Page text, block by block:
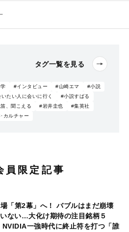
タグ一覧を見る
#インタビュー #山崎エマ
#小説
いたい人に会いに行く
#小説すばる
、聞こえる #岩井圭也
#集英社
カルチャー
員限定記事
「第2幕」へ！ バブルはまだ崩壊
いない…大化け期待の注目銘柄５
NVIDIA一強時代に終止符を打つ「誰